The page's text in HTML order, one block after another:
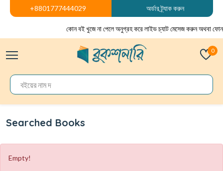
+8801777444029 অর্ডার ট্র্যাক করুন
কোন বই খুজে না পেলে অনুগ্রহ করে লাইভ চ্যাট মেসেজ করুন অথবা
0
Searched Books
Empty!